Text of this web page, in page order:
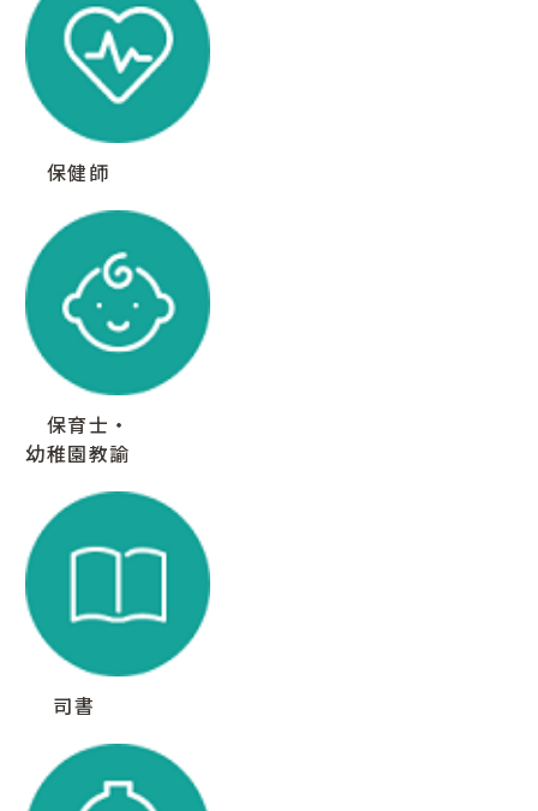
保健師
保育士・
幼稚園教諭
司書